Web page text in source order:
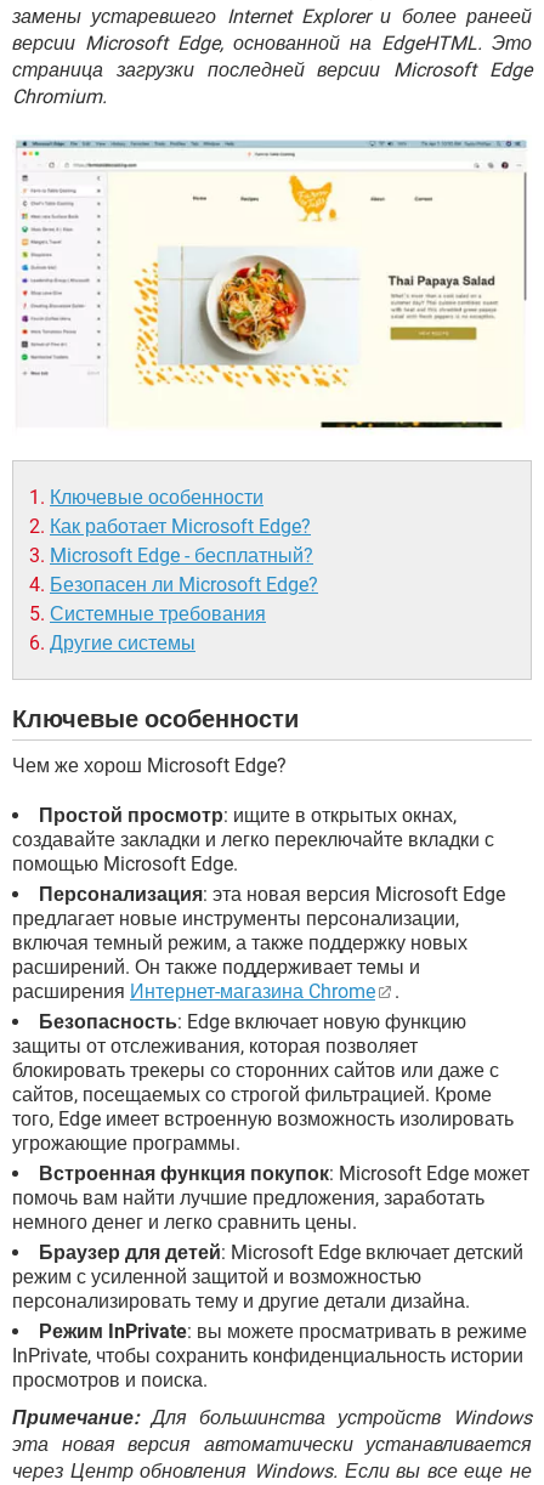
GOOGLE
YANDEX
замены устаревшего Internet Explorer и более ранеей
версии Microsoft Edge, основанной на EdgeHTML. Это
страница загрузки последней версии Microsoft Edge
Chromium.
Ключевые особенности
Как работает Microsoft Edge?
Microsoft Edge - бесплатный?
Безопасен ли Microsoft Edge?
Системные требования
Другие системы
Ключевые особенности
Чем же хорош Microsoft Edge?
Простой просмотр: ищите в открытых окнах,
создавайте закладки и легко переключайте вкладки с
помощью Microsoft Edge.
Персонализация: эта новая версия Microsoft Edge
предлагает новые инструменты персонализации,
включая темный режим, а также поддержку новых
расширений. Он также поддерживает темы и
расширения Интернет-магазина Chrome
.
Безопасность: Edge включает новую функцию
защиты от отслеживания, которая позволяет
блокировать трекеры со сторонних сайтов или даже с
сайтов, посещаемых со строгой фильтрацией. Кроме
того, Edge имеет встроенную возможность изолировать
угрожающие программы.
Встроенная функция покупок: Microsoft Edge может
помочь вам найти лучшие предложения, заработать
немного денег и легко сравнить цены.
Браузер для детей: Microsoft Edge включает детский
режим с усиленной защитой и возможностью
персонализировать тему и другие детали дизайна.
Режим InPrivate: вы можете просматривать в режиме
InPrivate, чтобы сохранить конфиденциальность истории
просмотров и поиска.
Примечание:Для большинства устройств Windows
эта новая версия автоматически устанавливается
через Центр обновления Windows. Если вы все еще не